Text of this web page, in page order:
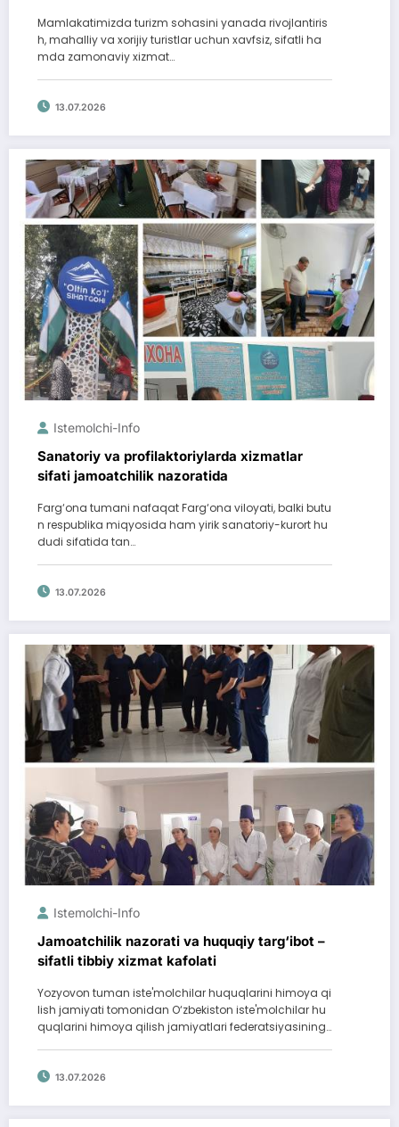
Mamlakatimizda turizm sohasini yanada rivojlantiris
h, mahalliy va xorijiy turistlar uchun xavfsiz, sifatli ha
mda zamonaviy xizmat…
13.07.2026
Istemolchi-Info
Sanatoriy va profilaktoriylarda xizmatlar
sifati jamoatchilik nazoratida
Farg‘ona tumani nafaqat Farg‘ona viloyati, balki butu
n respublika miqyosida ham yirik sanatoriy-kurort hu
dudi sifatida tan…
13.07.2026
Istemolchi-Info
Jamoatchilik nazorati va huquqiy targ‘ibot –
sifatli tibbiy xizmat kafolati
Yozyovon tuman iste'molchilar huquqlarini himoya qi
lish jamiyati tomonidan O‘zbekiston iste'molchilar hu
quqlarini himoya qilish jamiyatlari federatsiyasining…
13.07.2026